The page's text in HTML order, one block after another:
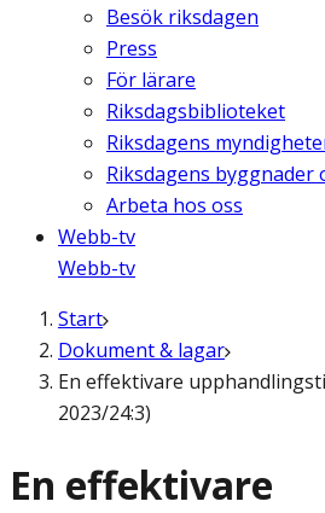
Besök riksdagen
Press
För lärare
Riksdagsbiblioteket
Riksdagens
Riksdagens byggnader
Arbeta hos oss
Webb-tv
Webb-tv
Start
Dokument & lagar
En effektivare
2023/24:3)
En effektivare